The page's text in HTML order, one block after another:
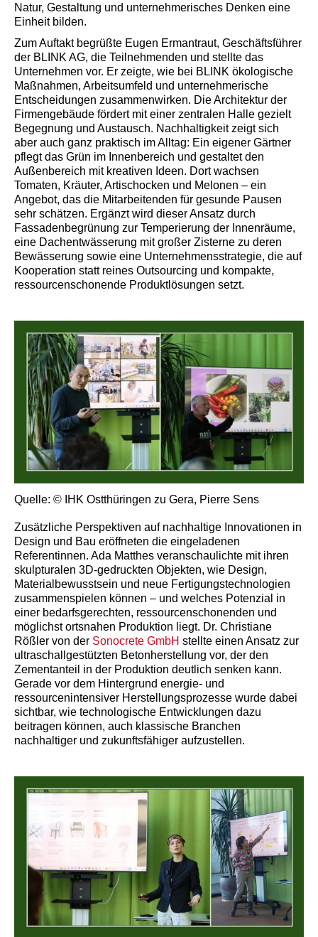
Natur, Gestaltung und unternehmerisches Denken eine
Einheit bilden.
Zum Auftakt begrüßte Eugen Ermantraut, Geschäftsführer
der BLINK AG, die Teilnehmenden und stellte das
Unternehmen vor. Er zeigte, wie bei BLINK ökologische
Maßnahmen, Arbeitsumfeld und unternehmerische
Entscheidungen zusammenwirken. Die Architektur der
Firmengebäude fördert mit einer zentralen Halle gezielt
Begegnung und Austausch. Nachhaltigkeit zeigt sich
aber auch ganz praktisch im Alltag: Ein eigener Gärtner
pflegt das Grün im Innenbereich und gestaltet den
Außenbereich mit kreativen Ideen. Dort wachsen
Tomaten, Kräuter, Artischocken und Melonen – ein
Angebot, das die Mitarbeitenden für gesunde Pausen
sehr schätzen. Ergänzt wird dieser Ansatz durch
Fassadenbegrünung zur Temperierung der Innenräume,
eine Dachentwässerung mit großer Zisterne zu deren
Bewässerung sowie eine Unternehmensstrategie, die auf
Kooperation statt reines Outsourcing und kompakte,
ressourcenschonende Produktlösungen setzt.
Quelle: © IHK Ostthüringen zu Gera, Pierre Sens
Zusätzliche Perspektiven auf nachhaltige Innovationen in
Design und Bau eröffneten die eingeladenen
Referentinnen. Ada Matthes veranschaulichte mit ihren
skulpturalen 3D-gedruckten Objekten, wie Design,
Materialbewusstsein und neue Fertigungstechnologien
zusammenspielen können – und welches Potenzial in
einer bedarfsgerechten, ressourcenschonenden und
möglichst ortsnahen Produktion liegt. Dr. Christiane
Rößler von der Sonocrete GmbH stellte einen Ansatz zur
ultraschallgestützten Betonherstellung vor, der den
Zementanteil in der Produktion deutlich senken kann.
Gerade vor dem Hintergrund energie- und
ressourcenintensiver Herstellungsprozesse wurde dabei
sichtbar, wie technologische Entwicklungen dazu
beitragen können, auch klassische Branchen
nachhaltiger und zukunftsfähiger aufzustellen.